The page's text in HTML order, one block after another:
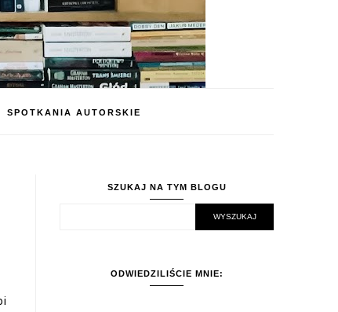
SPOTKANIA AUTORSKIE
SZUKAJ NA TYM BLOGU
ODWIEDZILIŚCIE MNIE: